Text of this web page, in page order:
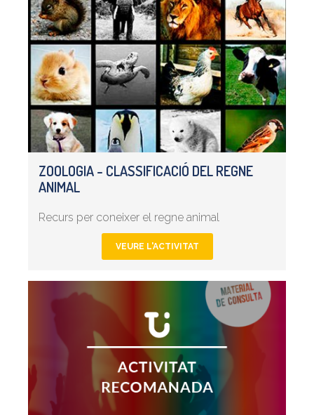
ZOOLOGIA - CLASSIFICACIÓ DEL REGNE
ANIMAL
Recurs per coneixer el regne animal
VEURE L'ACTIVITAT